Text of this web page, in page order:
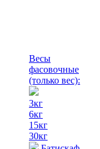
Весы
фасовочные
(только вес):
3кг
6кг
15кг
30кг